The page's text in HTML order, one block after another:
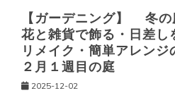
【ガーデニング】 冬
花と雑貨で飾る・日差し
リメイク・簡単アレンジ
２月１週目の庭
2025-12-02